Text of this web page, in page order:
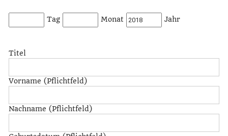
Tag Monat Jahr
Titel
Vorname (Pflichtfeld)
Nachname (Pflichtfeld)